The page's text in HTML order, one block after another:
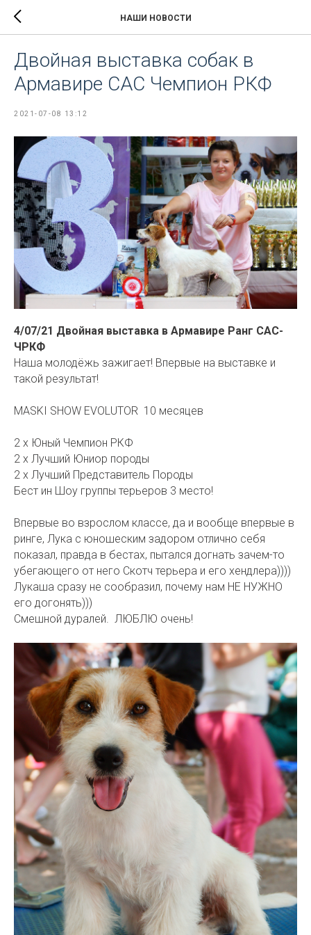
НАШИ НОВОСТИ
Двойная выставка собак в
Армавире CAC Чемпион РКФ
2021-07-08 13:12
4/07/21 Двойная выставка в Армавире Ранг CAC-
ЧРКФ
Наша молодёжь зажигает! Впервые на выставке и
такой результат!
MASKI SHOW EVOLUTOR 10 месяцев
2 x Юный Чемпион РКФ
2 x Лучший Юниор породы
2 x Лучший Представитель Породы
Бест ин Шоу группы терьеров 3 место!
Впервые во взрослом классе, да и вообще впервые в
ринге, Лука с юношеским задором отлично себя
показал, правда в бестах, пытался догнать зачем-то
убегающего от него Скотч терьера и его хендлера))))
Лукаша сразу не сообразил, почему нам НЕ НУЖНО
его догонять)))
Смешной дуралей. ЛЮБЛЮ очень!